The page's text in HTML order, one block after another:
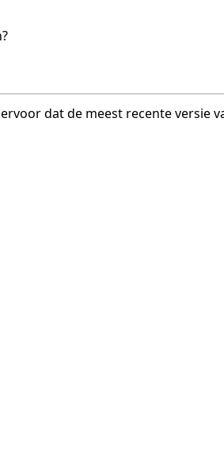
dat de meest recente versie